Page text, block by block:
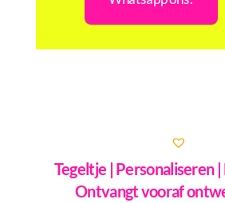
Tegeltje | Personaliseren
Ontvangt vooraf